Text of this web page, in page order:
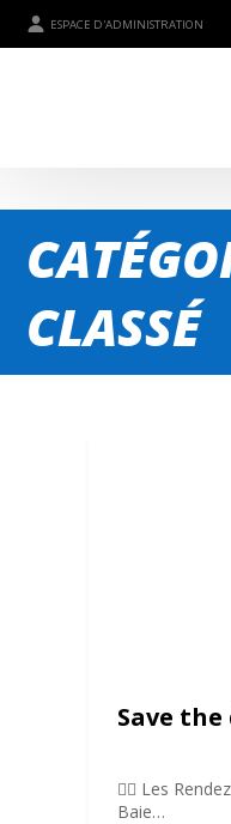
ESPACE D'ADMINISTRATION
CLASSÉ
Save
🤾‍♂️ Les
Baie…